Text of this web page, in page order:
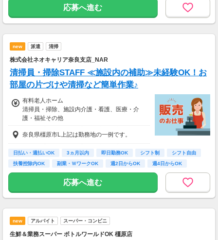
生活費がかからないので、働いた分のほとんど
を貯金にまわすことができます！
▼月収例
25万5,300円
＝(時給1,200円×8h＋残業1h)×23日
▼貯金の目安
＜リゾートバイト＞
住まい ：無料
Wi-Fi代 ：無料
食費 ：無料
スマホ ：0.5万円
そのほか ：1.5万円
社会保険 ：3万円
支出合計 ：5万円
→毎月20万円程度の貯金が目指せます！
短期でお金を貯めたい方にはピッタリ！
★お仕事開始までの流れ★
応募へ進む
new 派遣 清掃
株式会社ネオキャリア奈良支店_NAR
清掃員・掃除STAFF ≪施設内の補助≫未経験OK！お
部屋の片づけや清掃など簡単作業♪
有料老人ホーム
清掃員・掃除、施設内介護・看護、医療・介
護・福祉その他
時給1,350円
【経験・お持ちの資格によって異なります】
■未経験の方（無資格）：時給1350円～
■未経験の方（有資格）：時給1400円～
■経験者（無資格）：時給1450円～
■介護福祉士：時給1550円
奈良県橿原市L上記は勤務地の一例です。
日払い・週払いOK 3ヵ月以内 即日勤務OK シフト制
シフト自由
扶養控除内OK
副業・ＷワークOK 週2日からOK 週4日からOK
応募へ進む
new アルバイト スーパー・コンビニ
生鮮＆業務スーパー ボトルワールドOK 橿原店